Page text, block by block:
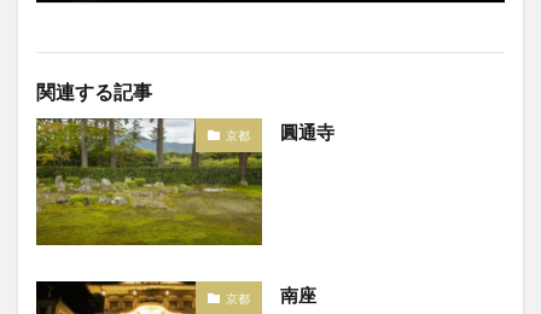
関連する記事
京都 圓通寺
京都 南座